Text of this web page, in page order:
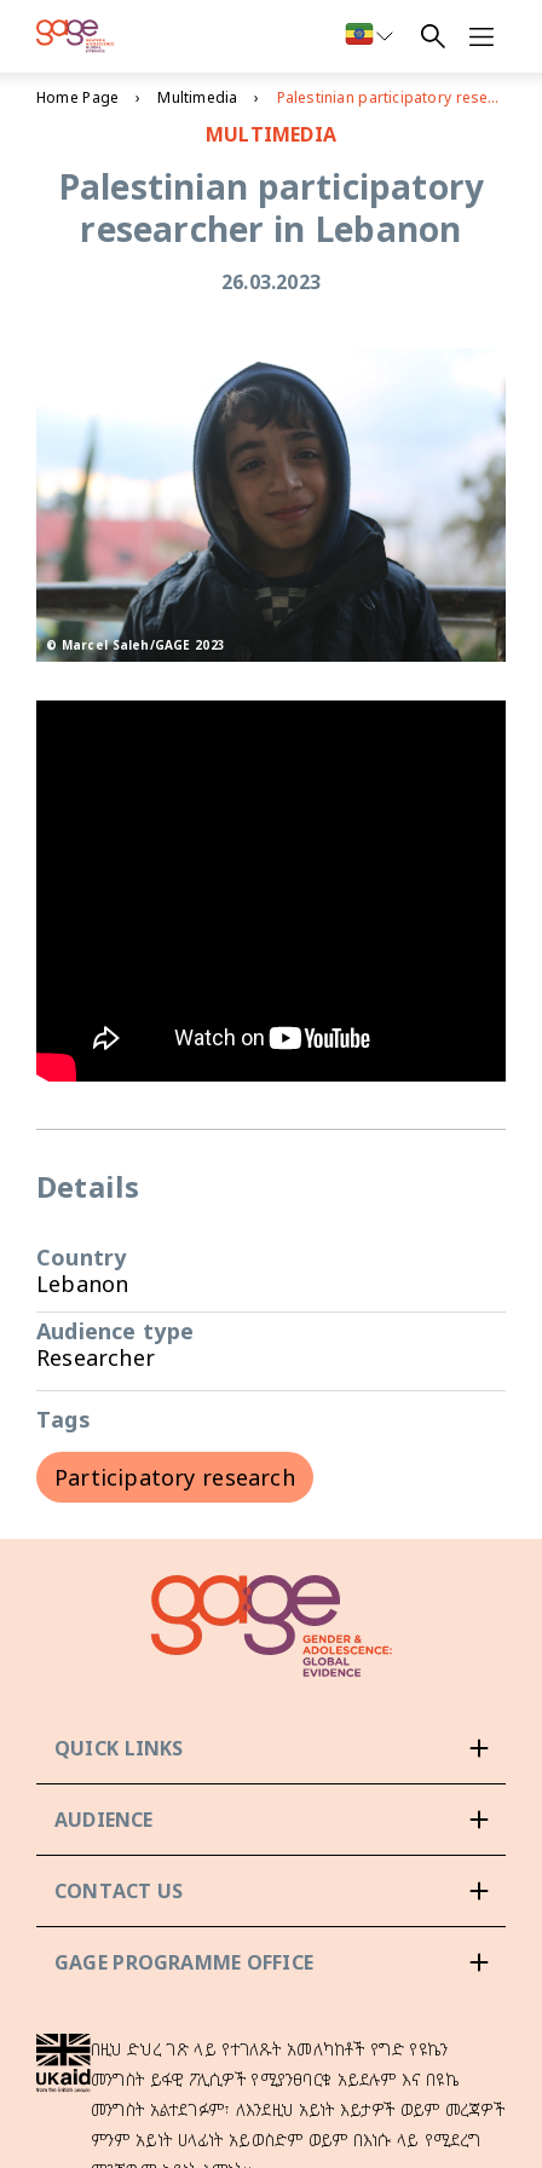
Home Page Multimedia Palestinian participatory researcher in Lebanon
MULTIMEDIA
Palestinian participatory
researcher in Lebanon
26.03.2023
© Marcel Saleh/GAGE 2023
Details
Country
Lebanon
Audience type
Researcher
Tags
Participatory research
QUICK LINKS
AUDIENCE
CONTACT US
GAGE PROGRAMME OFFICE
በዚህ ድህረ ገጽ ላይ የተገለጹት አመለካከቶች የግድ የዩኬን
መንግስት ይፋዊ ፖሊሲዎች የሚያንፀባርቁ አይደሉም እና በዩኬ
መንግስት አልተደገፉም፣ ለእንደዚህ አይነት እይታዎች ወይም መረጃዎች
ምንም አይነት ሀላፊነት አይወስድም ወይም በእነሱ ላይ የሚደረግ